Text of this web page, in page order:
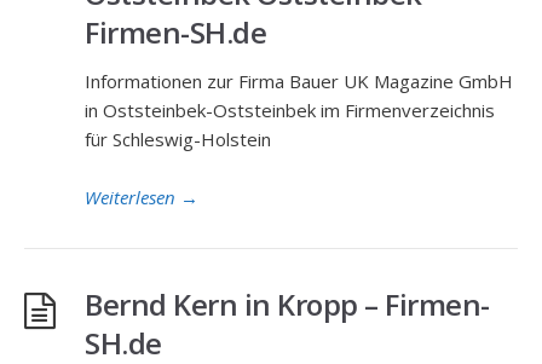
Firmen-SH.de
Informationen zur Firma Bauer UK Magazine GmbH
in Oststeinbek-Oststeinbek im Firmenverzeichnis
für Schleswig-Holstein
Weiterlesen →
Bernd Kern in Kropp – Firmen-
SH.de